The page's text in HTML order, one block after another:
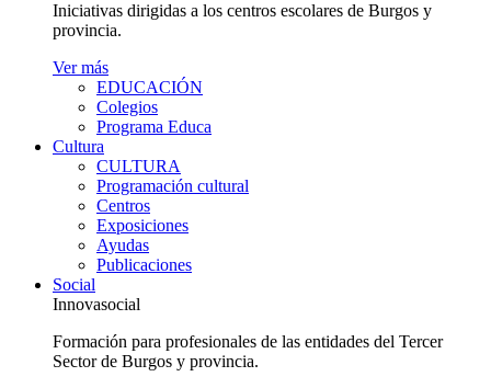
Iniciativas dirigidas a los centros escolares de Burgos y
provincia.
Ver más
EDUCACIÓN
Colegios
Programa Educa
Cultura
CULTURA
Programación cultural
Centros
Exposiciones
Ayudas
Publicaciones
Social
Innovasocial
Formación para profesionales de las entidades del Tercer
Sector de Burgos y provincia.